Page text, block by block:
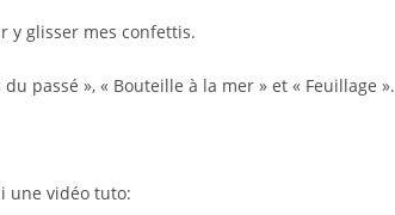
y glisser mes confettis.
passé », « Bouteille à la mer » et « Feuillage ».
une vidéo tuto: